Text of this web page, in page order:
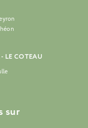
LE COTEAU
sur